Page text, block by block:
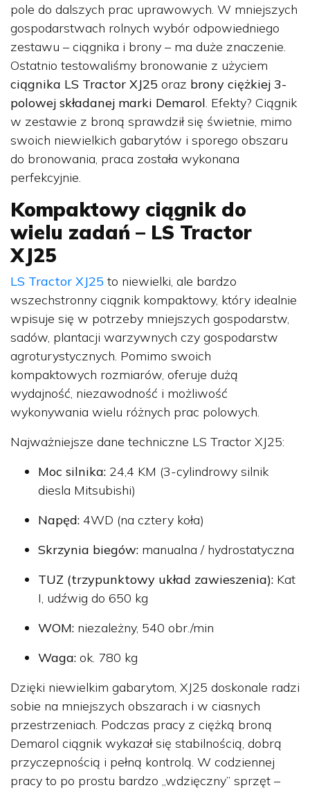
pole do dalszych prac uprawowych. W mniejszych
gospodarstwach rolnych wybór odpowiedniego
zestawu – ciągnika i brony – ma duże znaczenie.
Ostatnio testowaliśmy bronowanie z użyciem
ciągnika LS Tractor XJ25 oraz brony ciężkiej 3-
polowej składanej marki Demarol. Efekty? Ciągnik
w zestawie z broną sprawdził się świetnie, mimo
swoich niewielkich gabarytów i sporego obszaru
do bronowania, praca została wykonana
perfekcyjnie.
Kompaktowy ciągnik do
wielu zadań – LS Tractor
XJ25
LS Tractor XJ25 to niewielki, ale bardzo
wszechstronny ciągnik kompaktowy, który idealnie
wpisuje się w potrzeby mniejszych gospodarstw,
sadów, plantacji warzywnych czy gospodarstw
agroturystycznych. Pomimo swoich
kompaktowych rozmiarów, oferuje dużą
wydajność, niezawodność i możliwość
wykonywania wielu różnych prac polowych.
Najważniejsze dane techniczne LS Tractor XJ25:
Moc silnika: 24,4 KM (3-cylindrowy silnik
diesla Mitsubishi)
Napęd: 4WD (na cztery koła)
Skrzynia biegów: manualna / hydrostatyczna
TUZ (trzypunktowy układ zawieszenia): Kat
I, udźwig do 650 kg
WOM: niezależny, 540 obr./min
Waga: ok. 780 kg
Dzięki niewielkim gabarytom, XJ25 doskonale radzi
sobie na mniejszych obszarach i w ciasnych
przestrzeniach. Podczas pracy z ciężką broną
Demarol ciągnik wykazał się stabilnością, dobrą
przyczepnością i pełną kontrolą. W codziennej
pracy to po prostu bardzo „wdzięczny” sprzęt –